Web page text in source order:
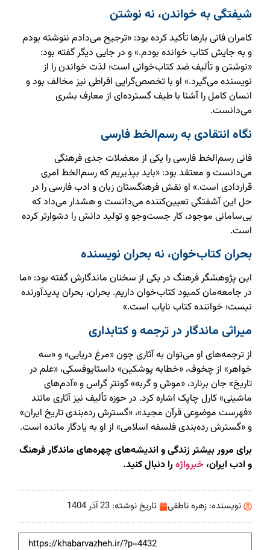
شیفتگی به خواندن، نه نوشتن
کامران فانی بارها تأکید کرده بود: «ترجیح می‌دادم ننوشته بودم
و به جایش کتاب خوانده بودم.» و در جایی دیگر گفته بود:
«نوشتن و تألیف ضد کتاب‌خوانی است؛ لذت خواندن را از
نویسنده می‌گیرد.» او با تخصص‌گرایی افراطی نیز مخالف بود و
انسان کامل را آشنا با طیف گسترده‌ای از معارف بشری
می‌دانست.
نگاه انتقادی به رسم‌الخط فارسی
فانی رسم‌الخط فارسی را یکی از معضلات جدی فرهنگی
می‌دانست و معتقد بود: «باید بپذیریم که رسم‌الخط امری
قراردادی است.» او نقش فرهنگستان زبان و ادب فارسی را در
حل این آشفتگی تعیین‌کننده می‌دانست و هشدار می‌داد که
بی‌سامانی موجود، کار جست‌وجو و تولید دانش را دشوارتر کرده
است.
بحران کتاب‌خوان، نه بحران نویسنده
این پژوهشگر فرهنگ در یکی از سخنان ماندگارش گفته بود: «ما
در جامعه‌مان کمبود کتاب‌خوان داریم. بحران، بحران پدیدآورنده
نیست؛ خواننده کتاب نایاب است.»
میراثی ماندگار در ترجمه و کتابداری
از ترجمه‌های او می‌توان به آثاری چون «مرغ دریایی» و «سه
خواهر» از چخوف، «خطابه پوشکین» داستایوفسکی، «علم در
تاریخ» جان برنارد، «موش و گربه» گونتر گراس و «آدم‌های
ماشینی» کارل چاپک اشاره کرد. در حوزه تألیف نیز آثاری مانند
«فهرست موضوعی قرآن مجید»، «گسترش رده‌بندی تاریخ ایران»
و «گسترش رده‌بندی فلسفه اسلامی» از او به یادگار مانده است.
برای مرور بیشتر زندگی و اندیشه‌های چهره‌های ماندگار فرهنگ
و ادب ایران، خبرواژهرا دنبال کنید.
نویسنده: زهره ناطقی تاریخ نوشته: 23 آذر 1404